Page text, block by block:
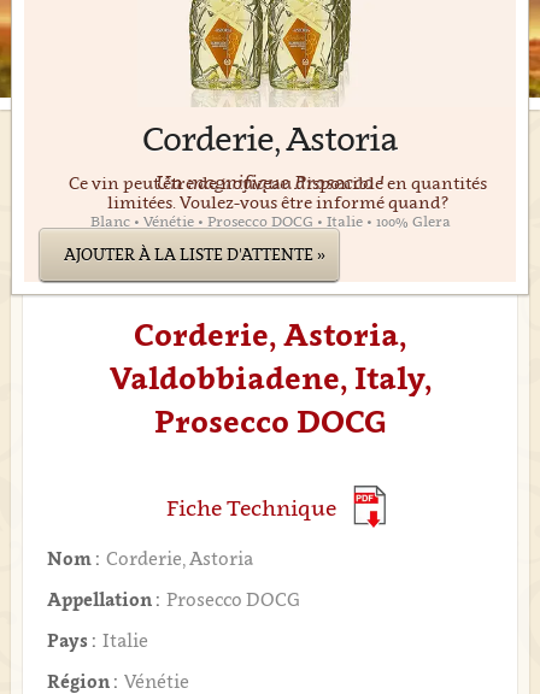
Corderie, Astoria
Un magnifique Prosecco !
Blanc • Vénétie • Prosecco DOCG • Italie • 100% Glera
Ce vin peut être de nouveau disponible en quantités
limitées. Voulez-vous être informé quand?
AJOUTER À LA LISTE D'ATTENTE »
Corderie, Astoria,
Valdobbiadene, Italy,
Prosecco DOCG
Fiche Technique
Nom : Corderie, Astoria
Appellation : Prosecco DOCG
Pays : Italie
Région : Vénétie